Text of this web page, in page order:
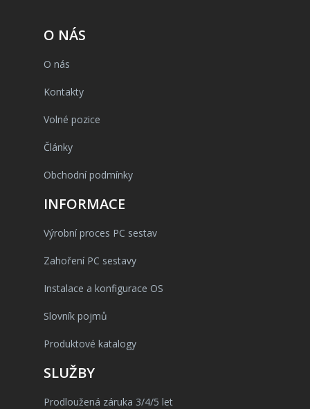
O NÁS
O nás
Kontakty
Volné pozice
Články
Obchodní podmínky
INFORMACE
Výrobní proces PC sestav
Zahoření PC sestavy
Instalace a konfigurace OS
Slovník pojmů
Produktové katalogy
SLUŽBY
Prodloužená záruka 3/4/5 let